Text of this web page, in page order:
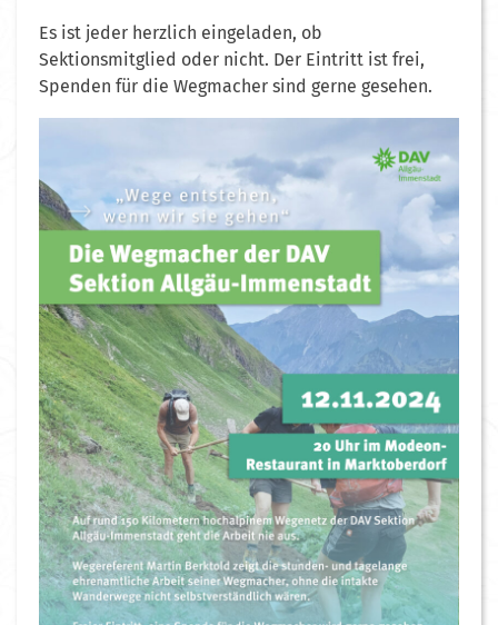
Es ist jeder herzlich eingeladen, ob
Sektionsmitglied oder nicht. Der Eintritt ist frei,
Spenden für die Wegmacher sind gerne gesehen.